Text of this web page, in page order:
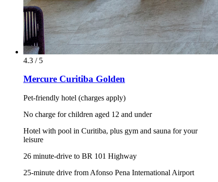
4.3 / 5
Mercure Curitiba Golden
Pet-friendly hotel (charges apply)
No charge for children aged 12 and under
Hotel with pool in Curitiba, plus gym and sauna for your
leisure
26 minute-drive to BR 101 Highway
25-minute drive from Afonso Pena International Airport